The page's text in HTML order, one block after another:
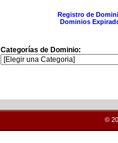
Registro de
Dominios
Categorías de Dominio:
©